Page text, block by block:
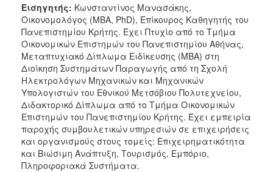
Εισηγητής: Κωνσταντίνος Μανασάκης,
Οικονομολόγος (ΜΒΑ, PhD), Επίκουρος Καθηγητής του
Πανεπιστημίου Κρήτης. Έχει Πτυχίο από το Τμήμα
Οικονομικών Επιστημών του Πανεπιστημίου Αθήνας,
Μεταπτυχιακό Δίπλωμα Ειδίκευσης (ΜΒΑ) στη
Διοίκηση Συστημάτων Παραγωγής από τη Σχολή
Ηλεκτρολόγων Μηχανικών και Μηχανικών
Υπολογιστών του Εθνικού Μετσόβιου Πολυτεχνείου,
Διδακτορικό Δίπλωμα από το Τμήμα Οικονομικών
Επιστημών του Πανεπιστημίου Κρήτης. Έχει εμπειρία
παροχής συμβουλετικών υπηρεσιών σε επιχειρήσεις
και οργανισμούς στους τομείς: Επιχειρηματικότητα
και Βιώσιμη Ανάπτυξη, Τουρισμός, Εμπόριο,
Πληροφοριακά Συστήματα.